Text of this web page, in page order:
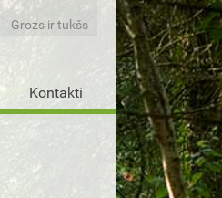
Grozs ir tukšs
Kontakti